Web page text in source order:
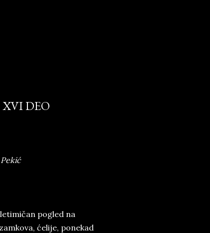
XVI DEO
pogled na
ćelije, ponekad